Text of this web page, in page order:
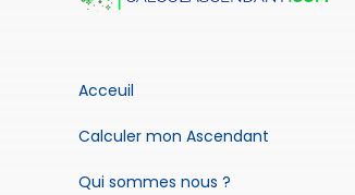
Acceuil
Calculer mon Ascendant
Qui sommes nous ?